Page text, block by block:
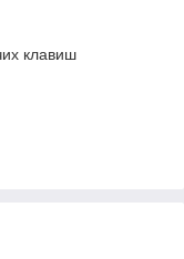
клавиш